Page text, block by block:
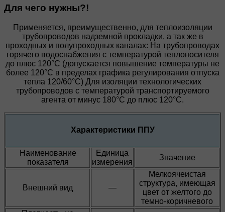
Для чего нужны?!
Применяется, преимущественно, для теплоизоляции
трубопроводов надземной прокладки, а так же в
проходных и полупроходных каналах: На трубопроводах
горячего водоснабжения с температурой теплоносителя
до плюс 120°С (допускается повышение температуры не
более 120°С в пределах графика регулирования отпуска
тепла 120/60°С) Для изоляции технологических
трубопроводов с температурой транспортируемого
агента от минус 180°С до плюс 120°С.
Характеристики ППУ
Наименование
показателя
Единица
измерения
Значение
Внешний вид —
Мелкоячеистая
структура, имеющая
цвет от желтого до
темно-коричневого